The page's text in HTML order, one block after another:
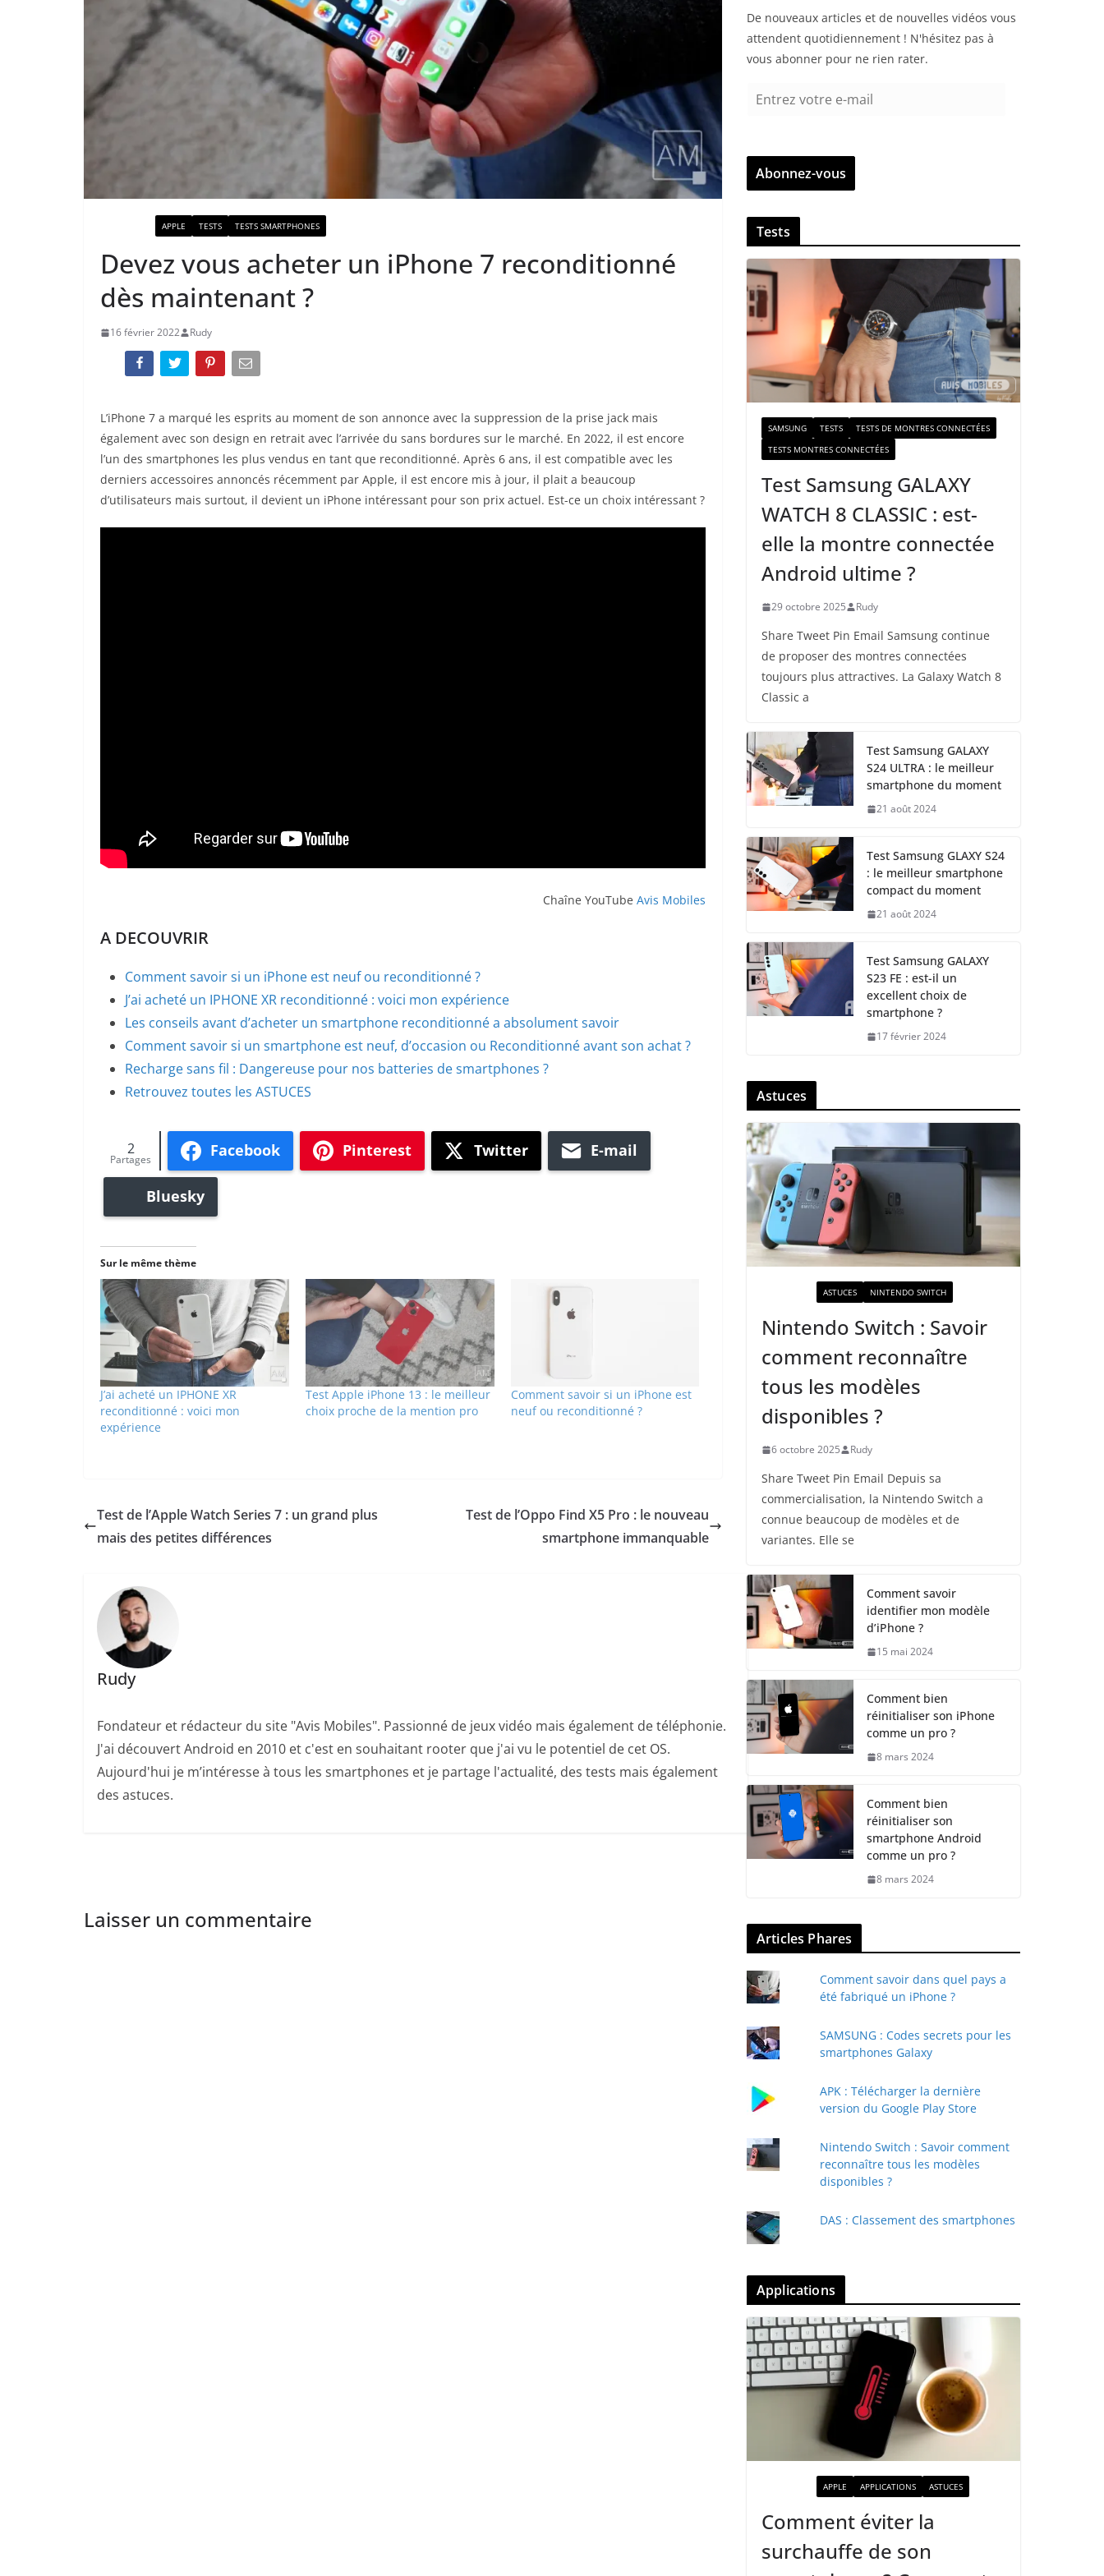
APPLE TESTS TESTS SMARTPHONES
Devez vous acheter un iPhone 7 reconditionné
dès maintenant ?
16 février 2022 Rudy
L’iPhone 7 a marqué les esprits au moment de son annonce avec la suppression de la prise jack mais
également avec son design en retrait avec l’arrivée du sans bordures sur le marché. En 2022, il est encore
l’un des smartphones les plus vendus en tant que reconditionné. Après 6 ans, il est compatible avec les
derniers accessoires annoncés récemment par Apple, il est encore mis à jour, il plait a beaucoup
d’utilisateurs mais surtout, il devient un iPhone intéressant pour son prix actuel. Est-ce un choix intéressant ?
Chaîne YouTube Avis Mobiles
A DECOUVRIR
Comment savoir si un iPhone est neuf ou reconditionné ?
J’ai acheté un IPHONE XR reconditionné : voici mon expérience
Les conseils avant d’acheter un smartphone reconditionné a absolument savoir
Comment savoir si un smartphone est neuf, d’occasion ou Reconditionné avant son achat ?
Recharge sans fil : Dangereuse pour nos batteries de smartphones ?
Retrouvez toutes les ASTUCES
Facebook Pinterest Twitter E-mail
Bluesky
Partages
2
Sur le même thème
J’ai acheté un IPHONE XR
reconditionné : voici mon
expérience
Test Apple iPhone 13 : le meilleur
choix proche de la mention pro
Comment savoir si un iPhone est
neuf ou reconditionné ?
Test de l’Apple Watch Series 7 : un grand plus
mais des petites différences
Test de l’Oppo Find X5 Pro : le nouveau
smartphone immanquable
Rudy
Fondateur et rédacteur du site "Avis Mobiles". Passionné de jeux vidéo mais également de téléphonie.
J'ai découvert Android en 2010 et c'est en souhaitant rooter que j'ai vu le potentiel de cet OS.
Aujourd'hui je m’intéresse à tous les smartphones et je partage l'actualité, des tests mais également
des astuces.
Laisser un commentaire
De nouveaux articles et de nouvelles vidéos vous
attendent quotidiennement ! N'hésitez pas à
vous abonner pour ne rien rater.
r
z
v
t
r
e
e
-
a
i
Abonnez-vous
Tests
SAMSUNG TESTS
TESTS DE MONTRES CONNECTÉES
TESTS MONTRES CONNECTÉES
Test Samsung GALAXY
WATCH 8 CLASSIC : est-
elle la montre connectée
Android ultime ?
29 octobre 2025 Rudy
Share Tweet Pin Email Samsung continue
de proposer des montres connectées
toujours plus attractives. La Galaxy Watch 8
Classic a
Test Samsung GALAXY
S24 ULTRA : le meilleur
smartphone du moment
21 août 2024
Test Samsung GLAXY S24
: le meilleur smartphone
compact du moment
21 août 2024
Test Samsung GALAXY
S23 FE : est-il un
excellent choix de
smartphone ?
17 février 2024
Astuces
ASTUCES NINTENDO SWITCH
Nintendo Switch : Savoir
comment reconnaître
tous les modèles
disponibles ?
6 octobre 2025 Rudy
Share Tweet Pin Email Depuis sa
commercialisation, la Nintendo Switch a
connue beaucoup de modèles et de
variantes. Elle se
Comment savoir
identifier mon modèle
d’iPhone ?
15 mai 2024
Comment bien
réinitialiser son iPhone
comme un pro ?
8 mars 2024
Comment bien
réinitialiser son
smartphone Android
comme un pro ?
8 mars 2024
Articles Phares
Comment savoir dans quel pays a
été fabriqué un iPhone ?
SAMSUNG : Codes secrets pour les
smartphones Galaxy
APK : Télécharger la dernière
version du Google Play Store
Nintendo Switch : Savoir comment
reconnaître tous les modèles
disponibles ?
DAS : Classement des smartphones
Applications
APPLE APPLICATIONS ASTUCES
Comment éviter la
surchauffe de son